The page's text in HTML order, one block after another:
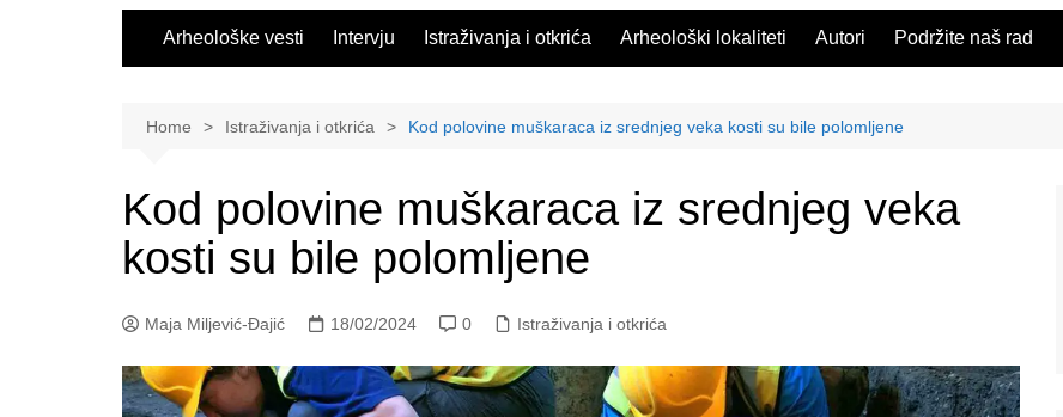
Arheološke vesti Intervju Istraživanja i otkrića Arheološki lokaliteti Autori Podržite naš rad
Home Istraživanja i otkrića Kod polovine muškaraca iz srednjeg veka kosti su bile polomljene
Kod polovine muškaraca iz srednjeg veka
kosti su bile polomljene
Maja Miljević-Đajić 18/02/2024 0 Istraživanja i otkrića